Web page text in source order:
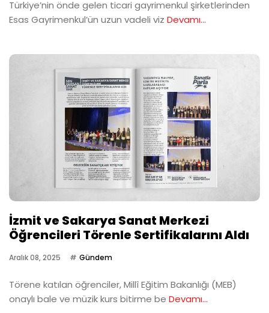
Türkiye’nin önde gelen ticari gayrimenkul şirketlerinden
Esas Gayrimenkul’ün uzun vadeli viz Devamı...
İzmit ve Sakarya Sanat Merkezi
Öğrencileri Törenle Sertifikalarını Aldı
Aralık 08, 2025 Gündem
Törene katılan öğrenciler, Millî Eğitim Bakanlığı (MEB)
onaylı bale ve müzik kurs bitirme be Devamı...